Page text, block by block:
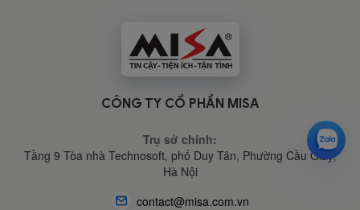
CÔNG TY CỔ PHẦN MISA
Trụ sở chính:
Tầng 9 Tòa nhà Technosoft, phố Duy Tân, Phường Cầu Giấy,
Hà Nội
contact@misa.com.vn